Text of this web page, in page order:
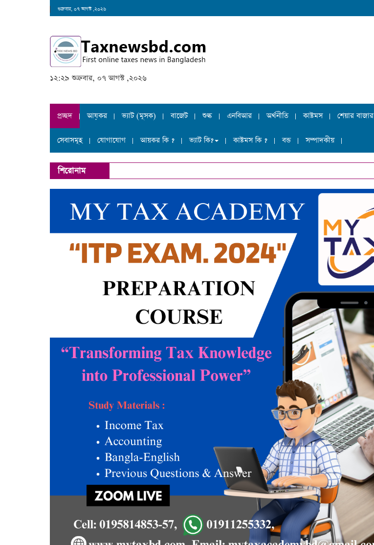
শুক্রবার, ০৭ আগস্ট ,২০২৬
১২:২৯ শুক্রবার, ০৭ আগস্ট ,২০২৬
প্রচ্ছদ আয়কর ভ্যাট (মূসক) বাজেট শুল্ক এনবিআর অর্থনীতি কাষ্টমস শেয়ার বাজার
সেবাসমূহ যোগাযোগ আয়কর কি ? ভ্যাট কি? কাষ্টমস কি ? বন্ড সম্পাদকীয়
শিরোনাম